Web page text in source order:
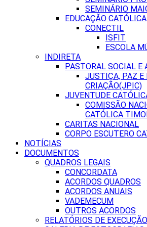
SEMINÁRIO
EDUCAÇÃO CATÓLICA
CONECTIL
ISFIT
ESCOLA
INDIRETA
PASTORAL SOCIAL E
JUSTIÇA, PAZ E
CRIAÇÃO(JPIC)
JUVENTUDE
COMISSÃO
CATÓLICA
CARITAS NACIONAL
CORPO ESCUTERO
NOTÍCIAS
DOCUMENTOS
QUADROS LEGAIS
CONCORDATA
ACORDOS QUADROS
ACORDOS ANUAIS
VADEMECUM
OUTROS ACORDOS
RELATÓRIOS DE EXECUÇÃO